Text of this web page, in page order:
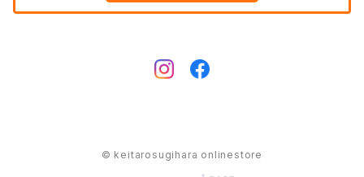
© keitarosugihara onlinestore